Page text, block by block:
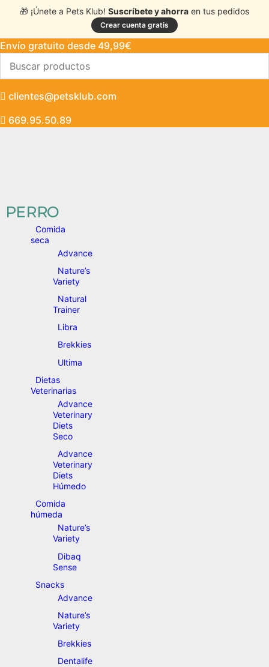
🎁 ¡Únete a Pets Klub! Suscríbete y ahorra en tus pedidos
Crear cuenta gratis
Envío gratuito desde 49,99€
clientes@petsklub.com
669.95.50.89
PERRO
Comida
seca
Advance
Nature’s
Variety
Natural
Trainer
Libra
Brekkies
Ultima
Dietas
Veterinarias
Advance
Veterinary
Diets
Seco
Advance
Veterinary
Diets
Húmedo
Comida
húmeda
Nature’s
Variety
Dibaq
Sense
Snacks
Advance
Nature’s
Variety
Brekkies
Dentalife